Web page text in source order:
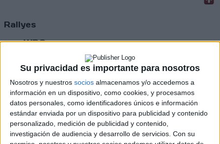
Su privacidad es importante para nosotros
Nosotros y nuestros socios almacenamos y/o accedemos a
información en un dispositivo, como cookies, y procesamos
datos personales, como identificadores únicos e información
estándar enviada por un dispositivo para publicidad y contenido
personalizado, medición de publicidad y contenido,
investigación de audiencia y desarrollo de servicios. Con su
Rallyes
WRC
CERA
CERT
Internacionales
Campeonatos Autonómicos
Históricos
Dakar
RallyCross